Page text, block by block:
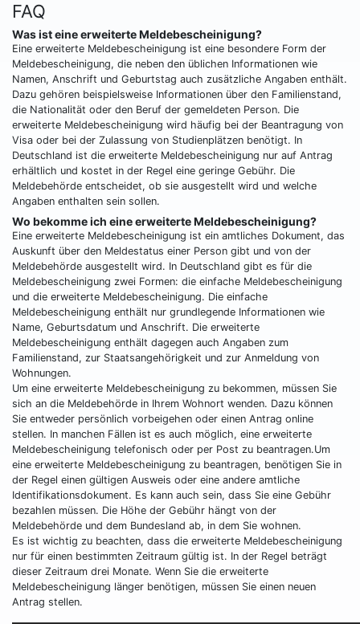
FAQ
Was ist eine erweiterte Meldebescheinigung?
Eine erweiterte Meldebescheinigung ist eine besondere Form der
Meldebescheinigung, die neben den üblichen Informationen wie
Namen, Anschrift und Geburtstag auch zusätzliche Angaben enthält.
Dazu gehören beispielsweise Informationen über den Familienstand,
die Nationalität oder den Beruf der gemeldeten Person. Die
erweiterte Meldebescheinigung wird häufig bei der Beantragung von
Visa oder bei der Zulassung von Studienplätzen benötigt. In
Deutschland ist die erweiterte Meldebescheinigung nur auf Antrag
erhältlich und kostet in der Regel eine geringe Gebühr. Die
Meldebehörde entscheidet, ob sie ausgestellt wird und welche
Angaben enthalten sein sollen.
Wo bekomme ich eine erweiterte Meldebescheinigung?
Eine erweiterte Meldebescheinigung ist ein amtliches Dokument, das
Auskunft über den Meldestatus einer Person gibt und von der
Meldebehörde ausgestellt wird. In Deutschland gibt es für die
Meldebescheinigung zwei Formen: die einfache Meldebescheinigung
und die erweiterte Meldebescheinigung. Die einfache
Meldebescheinigung enthält nur grundlegende Informationen wie
Name, Geburtsdatum und Anschrift. Die erweiterte
Meldebescheinigung enthält dagegen auch Angaben zum
Familienstand, zur Staatsangehörigkeit und zur Anmeldung von
Wohnungen.
Um eine erweiterte Meldebescheinigung zu bekommen, müssen Sie
sich an die Meldebehörde in Ihrem Wohnort wenden. Dazu können
Sie entweder persönlich vorbeigehen oder einen Antrag online
stellen. In manchen Fällen ist es auch möglich, eine erweiterte
Meldebescheinigung telefonisch oder per Post zu beantragen.Um
eine erweiterte Meldebescheinigung zu beantragen, benötigen Sie in
der Regel einen gültigen Ausweis oder eine andere amtliche
Identifikationsdokument. Es kann auch sein, dass Sie eine Gebühr
bezahlen müssen. Die Höhe der Gebühr hängt von der
Meldebehörde und dem Bundesland ab, in dem Sie wohnen.
Es ist wichtig zu beachten, dass die erweiterte Meldebescheinigung
nur für einen bestimmten Zeitraum gültig ist. In der Regel beträgt
dieser Zeitraum drei Monate. Wenn Sie die erweiterte
Meldebescheinigung länger benötigen, müssen Sie einen neuen
Antrag stellen.